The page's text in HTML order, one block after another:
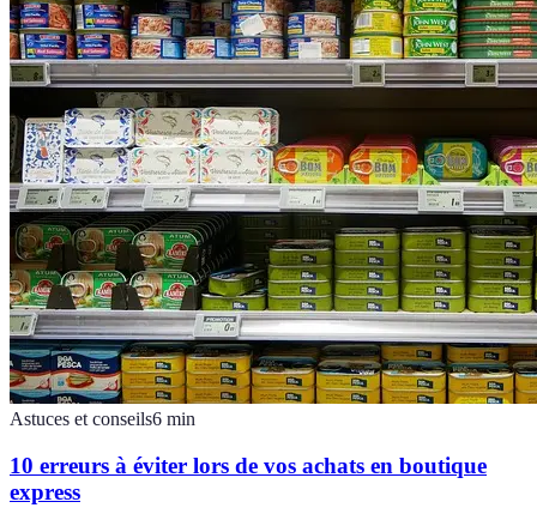
Astuces et conseils6 min
10 erreurs à éviter lors de vos achats en boutique
express